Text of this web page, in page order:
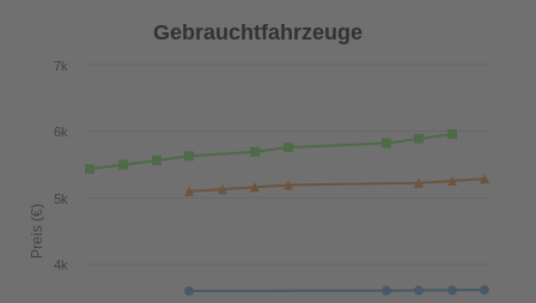
Preis (€)
Gebrauchtfahrzeuge
4k
5k
6k
7k